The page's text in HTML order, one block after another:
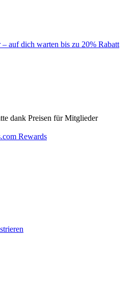
auf dich warten bis zu 20% Rabatt
dank Preisen für Mitglieder
Rewards